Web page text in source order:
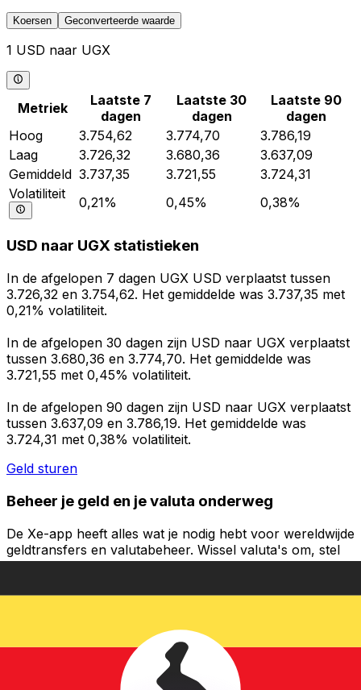
Koersen Geconverteerde waarde
1 USD naar UGX
Metriek
Laatste 7
dagen
Laatste 30
dagen
Laatste 90
dagen
Hoog
3.754,62 3.774,70
3.786,19
Laag
3.726,32 3.680,36
3.637,09
Gemiddeld 3.737,35 3.721,55
3.724,31
Volatiliteit
0,21% 0,45% 0,38%
USD naar UGX statistieken
In de afgelopen 7 dagen UGX USD verplaatst tussen
3.726,32 en 3.754,62. Het gemiddelde was 3.737,35 met
0,21% volatiliteit.
In de afgelopen 30 dagen zijn USD naar UGX verplaatst
tussen 3.680,36 en 3.774,70. Het gemiddelde was
3.721,55 met 0,45% volatiliteit.
In de afgelopen 90 dagen zijn USD naar UGX verplaatst
tussen 3.637,09 en 3.786,19. Het gemiddelde was
3.724,31 met 0,38% volatiliteit.
Geld sturen
Beheer je geld en je valuta onderweg
De Xe-app heeft alles wat je nodig hebt voor wereldwijde
geldtransfers en valutabeheer. Wissel valuta's om, stel
koerswaarschuwingen in en maak geld over naar het
vandaag nog!